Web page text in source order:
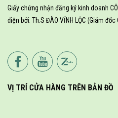
Giấy chứng nhận đăng ký kinh doanh
diện bởi: Th.S ĐÀO VĨNH LỘC (Giám đốc
VỊ TRÍ CỬA HÀNG TRÊN BẢN ĐỒ